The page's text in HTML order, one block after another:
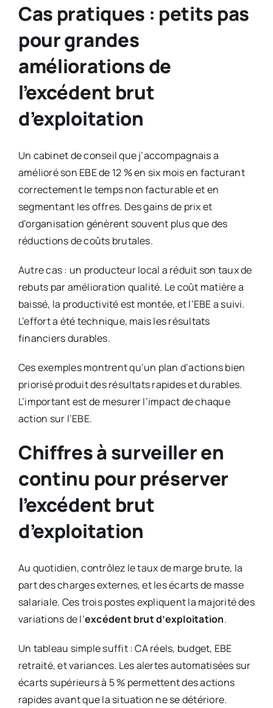
Cas pratiques : petits pas
pour grandes
améliorations de
l’excédent brut
d’exploitation
Un cabinet de conseil que j’accompagnais a
amélioré son EBE de 12 % en six mois en facturant
correctement le temps non facturable et en
segmentant les offres. Des gains de prix et
d’organisation génèrent souvent plus que des
réductions de coûts brutales.
Autre cas : un producteur local a réduit son taux de
rebuts par amélioration qualité. Le coût matière a
baissé, la productivité est montée, et l’EBE a suivi.
L’effort a été technique, mais les résultats
financiers durables.
Ces exemples montrent qu’un plan d’actions bien
priorisé produit des résultats rapides et durables.
L’important est de mesurer l’impact de chaque
action sur l’EBE.
Chiffres à surveiller en
continu pour préserver
l’excédent brut
d’exploitation
Au quotidien, contrôlez le taux de marge brute, la
part des charges externes, et les écarts de masse
salariale. Ces trois postes expliquent la majorité des
variations de l’excédent brut d’exploitation.
Un tableau simple suffit : CA réels, budget, EBE
retraité, et variances. Les alertes automatisées sur
écarts supérieurs à 5 % permettent des actions
rapides avant que la situation ne se détériore.